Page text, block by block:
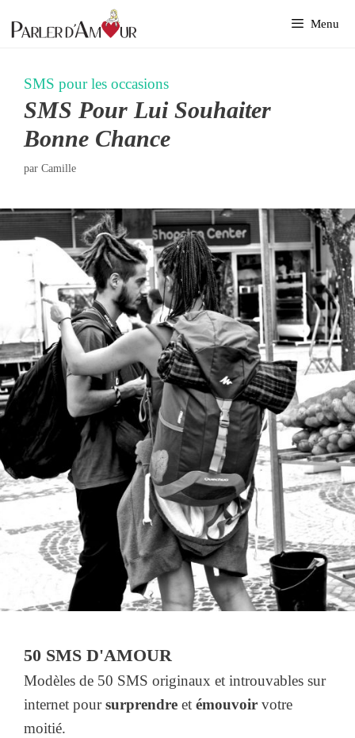
au
Menu
SMS pour les occasions
SMS Pour Lui Souhaiter
Bonne Chance
par Camille
50 SMS D'AMOUR
Modèles de 50 SMS originaux et introuvables sur
internet poursurprendre et émouvoir votre
moitié.